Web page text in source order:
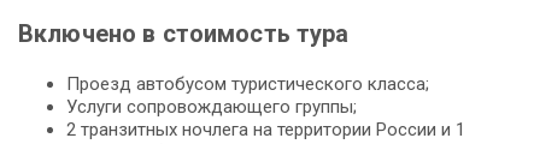
Включено в стоимость тура
Проезд автобусом туристического класса;
Услуги сопровождающего группы;
2 транзитных ночлега на территории России и 1